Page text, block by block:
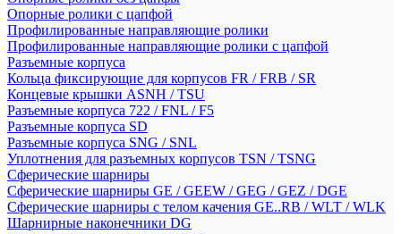
Опорные ролики с цапфой
Профилированные направляющие ролики
Профилированные направляющие ролики с цапфой
Разъемные корпуса
Кольца фиксирующие для корпусов FR / FRB / SR
Концевые крышки ASNH / TSU
Разъемные корпуса 722 / FNL / F5
Разъемные корпуса SD
Разъемные корпуса SNG / SNL
Уплотнения для разъемных корпусов TSN / TSNG
Сферические шарниры
Сферические шарниры GE / GEEW / GEG / GEZ / DGE
Сферические шарниры с телом качения GE..RB / WLT / WLK
Шарнирные наконечники DG